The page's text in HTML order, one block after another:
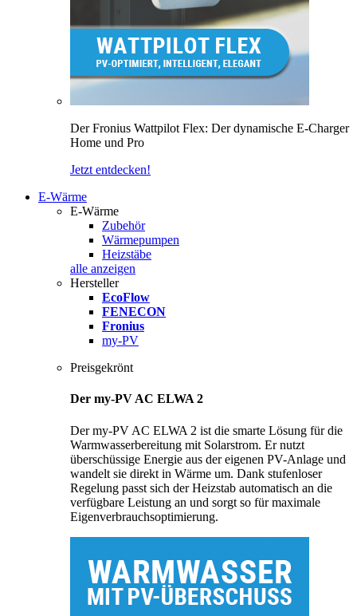
Der Fronius Wattpilot Flex: Der dynamische E-Charger
Home und Pro
Jetzt entdecken!
E-Wärme
E-Wärme
Zubehör
Wärmepumpen
Heizstäbe
alle anzeigen
Hersteller
EcoFlow
FENECON
Fronius
my-PV
Preisgekrönt
Der my-PV AC ELWA 2
Der my-PV AC ELWA 2 ist die smarte Lösung für die
Warmwasserbereitung mit Solarstrom. Er nutzt
überschüssige Energie aus der eigenen PV-Anlage und
wandelt sie direkt in Wärme um. Dank stufenloser
Regelung passt sich der Heizstab automatisch an die
verfügbare Leistung an und sorgt so für maximale
Eigenverbrauchsoptimierung.